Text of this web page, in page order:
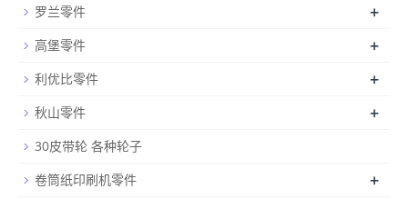
罗兰零件 +
高堡零件 +
利优比零件 +
秋山零件 +
30皮带轮 各种轮子
卷筒纸印刷机零件
+